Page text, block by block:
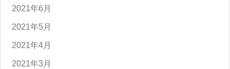
2021年6月
2021年5月
2021年4月
2021年3月